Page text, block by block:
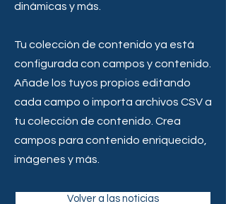
dinámicas y más.
Tu colección de contenido ya está
configurada con campos y contenido.
Añade los tuyos propios editando
cada campo o importa archivos CSV a
tu colección de contenido. Crea
campos para contenido enriquecido,
imágenes y más.
Volver a las noticias